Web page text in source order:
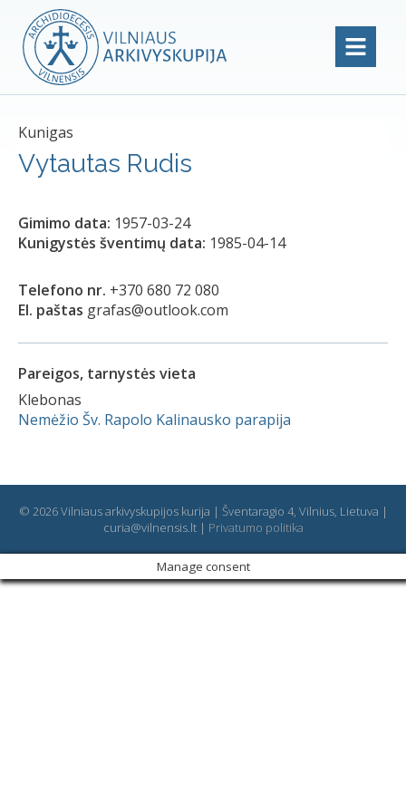
Kunigas
Vytautas Rudis
Gimimo data: 1957-03-24
Kunigystės šventimų data: 1985-04-14
Telefono nr. +370 680 72 080
El. paštas grafas@outlook.com
Pareigos, tarnystės vieta
Klebonas
Nemėžio Šv. Rapolo Kalinausko parapija
© 2026 Vilniaus arkivyskupijos kurija | Šventaragio 4, Vilnius, Lietuva |
curia@vilnensis.lt | Privatumo politika
Manage consent